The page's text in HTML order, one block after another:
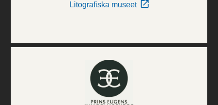
Litografiska museet